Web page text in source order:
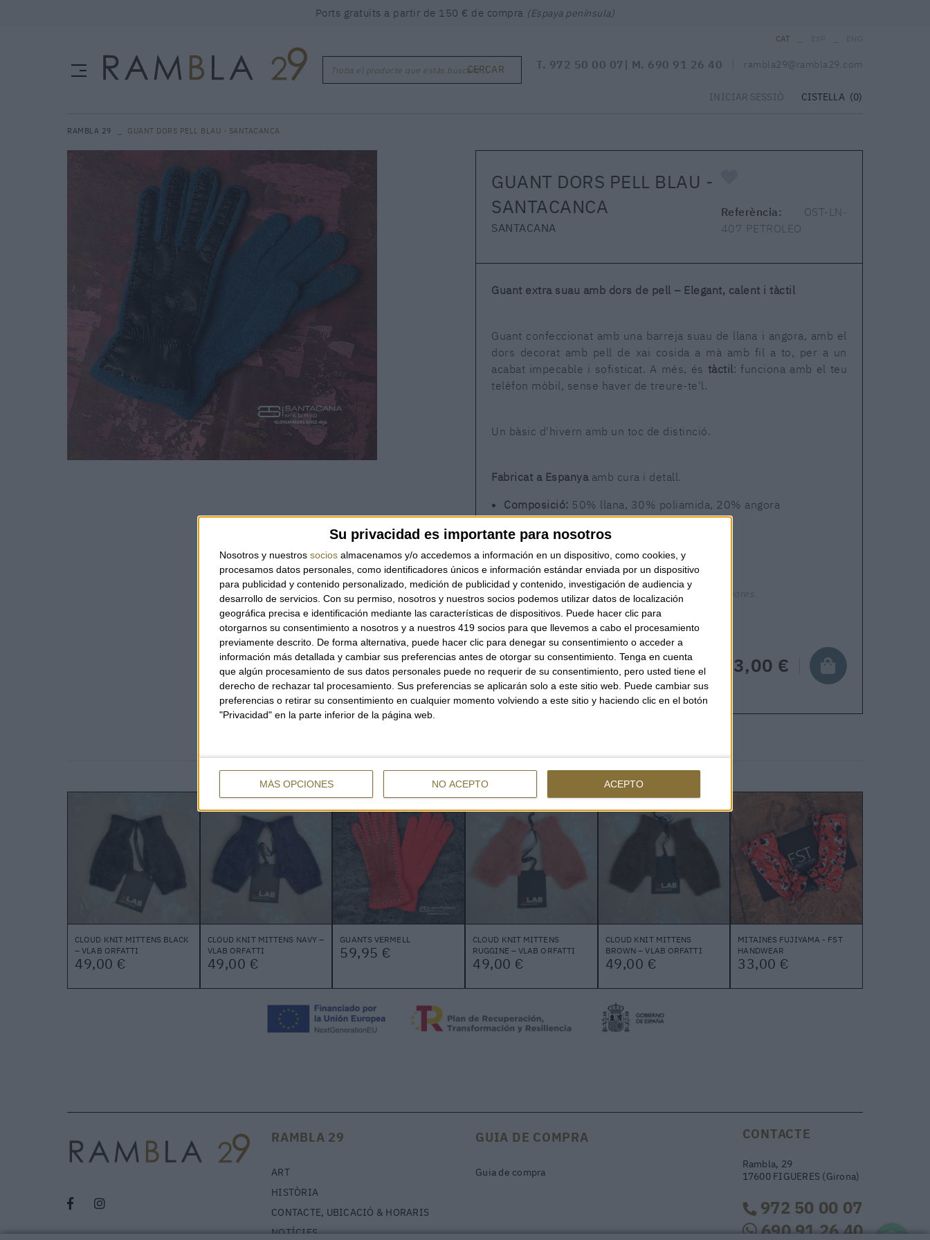
Su privacidad es importante para nosotros
Nosotros y nuestros socios almacenamos y/o accedemos a información en un dispositivo, como cookies, y
procesamos datos personales, como identificadores únicos e información estándar enviada por un dispositivo
para publicidad y contenido personalizado, medición de publicidad y contenido, investigación de audiencia y
desarrollo de servicios. Con su permiso, nosotros y nuestros socios podemos utilizar datos de localización
geográfica precisa e identificación mediante las características de dispositivos. Puede hacer clic para
otorgarnos su consentimiento a nosotros y a nuestros 419 socios para que llevemos a cabo el procesamiento
previamente descrito. De forma alternativa, puede hacer clic para denegar su consentimiento o acceder a
información más detallada y cambiar sus preferencias antes de otorgar su consentimiento. Tenga en cuenta
que algún procesamiento de sus datos personales puede no requerir de su consentimiento, pero usted tiene el
derecho de rechazar tal procesamiento. Sus preferencias se aplicarán solo a este sitio web. Puede cambiar sus
preferencias o retirar su consentimiento en cualquier momento volviendo a este sitio y haciendo clic en el botón
"Privacidad" en la parte inferior de la página web.
MÁS OPCIONES NO ACEPTO ACEPTO
Ports gratuïts a partir de 150 € de compra (Espaya península)
Troba el producte que estàs buscant ...
CERCAR
CAT
T. 972 50 00 07 | M. 690 91 26 40 rambla29@rambla29.com
INICIAR SESSIÓ CISTELLA (0)
RAMBLA 29 GUANT DORS PELL BLAU - SANTACANCA
GUANT DORS PELL BLAU -
SANTACANCA
SANTACANA
Referència: OST-LN-
407 PETROLEO
Guant extra suau amb dors de pell – Elegant, calent i tàctil
Guant confeccionat amb una barreja suau de llana i angora, amb el
dors decorat amb pell de xai cosida a mà amb fil a to, per a un
acabat impecable i sofisticat. A més, és tàctil: funciona amb el teu
telèfon mòbil, sense haver de treure-te'l.
Un bàsic d'hivern amb un toc de distinció.
Fabricat a Espanyaamb cura i detall.
Composició: 50% llana, 30% poliamida, 20% angora
Decoració:100% pell de xai
DISPONIBILITAT
NOMÉS UNITATS Enviament en 24-48 hores.
QUANTITAT 63,00 €
ALTRES TAMBÉ HAN MIRAT
CLOUD KNIT MITTENS BLACK
– VLAB ORFATTI
49,00 €
CLOUD KNIT MITTENS NAVY –
VLAB ORFATTI
49,00 €
GUANTS VERMELL
59,95 €
CLOUD KNIT MITTENS
RUGGINE – VLAB ORFATTI
49,00 €
CLOUD KNIT MITTENS
BROWN – VLAB ORFATTI
49,00 €
MITAINES FUJIYAMA - FST
HANDWEAR
33,00 €
RAMBLA 29
ART
HISTÒRIA
CONTACTE, UBICACIÓ & HORARIS
NOTÍCIES
GUIA DE COMPRA
Guia de compra
CONTACTE
Rambla, 29
17600 FIGUERES (Girona)
972 50 00 07
690 91 26 40